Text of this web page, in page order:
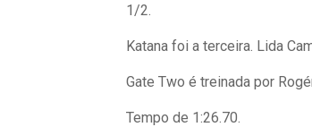
1/2.
Katana foi a terceira. Lida
Gate Two é treinada por
Tempo de 1:26.70.